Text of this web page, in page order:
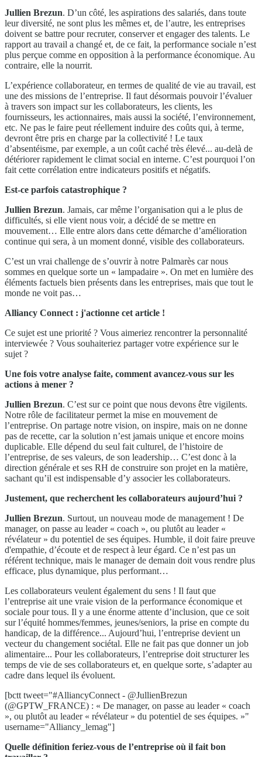
Jullien Brezun. D’un côté, les aspirations des salariés, dans toute
leur diversité, ne sont plus les mêmes et, de l’autre, les entreprises
doivent se battre pour recruter, conserver et engager des talents. Le
rapport au travail a changé et, de ce fait, la performance sociale n’est
plus perçue comme en opposition à la performance économique. Au
contraire, elle la nourrit.
L’expérience collaborateur, en termes de qualité de vie au travail, est
une des missions de l’entreprise. Il faut désormais pouvoir l’évaluer
à travers son impact sur les collaborateurs, les clients, les
fournisseurs, les actionnaires, mais aussi la société, l’environnement,
etc. Ne pas le faire peut réellement induire des coûts qui, à terme,
devront être pris en charge par la collectivité ! Le taux
d’absentéisme, par exemple, a un coût caché très élevé... au-delà de
détériorer rapidement le climat social en interne. C’est pourquoi l’on
fait cette corrélation entre indicateurs positifs et négatifs.
Est-ce parfois catastrophique ?
Jullien Brezun. Jamais, car même l’organisation qui a le plus de
difficultés, si elle vient nous voir, a décidé de se mettre en
mouvement… Elle entre alors dans cette démarche d’amélioration
continue qui sera, à un moment donné, visible des collaborateurs.
C’est un vrai challenge de s’ouvrir à notre Palmarès car nous
sommes en quelque sorte un « lampadaire ». On met en lumière des
éléments factuels bien présents dans les entreprises, mais que tout le
monde ne voit pas…
Alliancy Connect : j'actionne cet article !
Ce sujet est une priorité ? Vous aimeriez rencontrer la personnalité
interviewée ? Vous souhaiteriez partager votre expérience sur le
sujet ?
Une fois votre analyse faite, comment avancez-vous sur les
actions à mener ?
Jullien Brezun. C’est sur ce point que nous devons être vigilents.
Notre rôle de facilitateur permet la mise en mouvement de
l’entreprise. On partage notre vision, on inspire, mais on ne donne
pas de recette, car la solution n’est jamais unique et encore moins
duplicable. Elle dépend du seul fait culturel, de l’histoire de
l’entreprise, de ses valeurs, de son leadership… C’est donc à la
direction générale et ses RH de construire son projet en la matière,
sachant qu’il est indispensable d’y associer les collaborateurs.
Justement, que recherchent les collaborateurs aujourd’hui ?
Jullien Brezun. Surtout, un nouveau mode de management ! De
manager, on passe au leader « coach », ou plutôt au leader «
révélateur » du potentiel de ses équipes. Humble, il doit faire preuve
d'empathie, d’écoute et de respect à leur égard. Ce n’est pas un
référent technique, mais le manager de demain doit vous rendre plus
efficace, plus dynamique, plus performant…
Les collaborateurs veulent également du sens ! Il faut que
l’entreprise ait une vraie vision de la performance économique et
sociale pour tous. Il y a une énorme attente d’inclusion, que ce soit
sur l’équité hommes/femmes, jeunes/seniors, la prise en compte du
handicap, de la différence... Aujourd’hui, l’entreprise devient un
vecteur du changement sociétal. Elle ne fait pas que donner un job
alimentaire... Pour les collaborateurs, l’entreprise doit structurer les
temps de vie de ses collaborateurs et, en quelque sorte, s’adapter au
cadre dans lequel ils évoluent.
[bctt tweet="#AlliancyConnect - @JullienBrezun
(@GPTW_FRANCE) : « De manager, on passe au leader « coach
», ou plutôt au leader « révélateur » du potentiel de ses équipes. »"
username="Alliancy_lemag"]
Quelle définition feriez-vous de l’entreprise où il fait bon